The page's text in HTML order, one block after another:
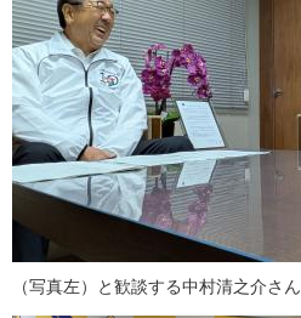
（写真左）と歓談する中村清之介さん